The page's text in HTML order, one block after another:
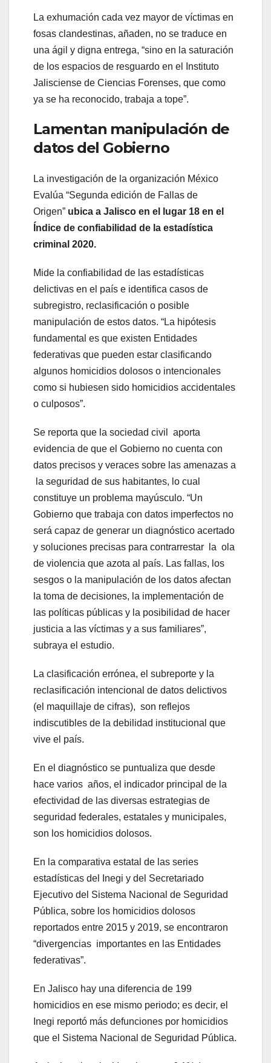
La exhumación cada vez mayor de víctimas en
fosas clandestinas, añaden, no se traduce en
una ágil y digna entrega, “sino en la saturación
de los espacios de resguardo en el Instituto
Jalisciense de Ciencias Forenses, que como
ya se ha reconocido, trabaja a tope”.
Lamentan manipulación de
datos del Gobierno
La investigación de la organización México
Evalúa “Segunda edición de Fallas de
Origen” ubica a Jalisco en el lugar 18 en el
Índice de confiabilidad de la estadística
criminal 2020.
Mide la confiabilidad de las estadísticas
delictivas en el país e identifica casos de
subregistro, reclasificación o posible
manipulación de estos datos. “La hipótesis
fundamental es que existen Entidades
federativas que pueden estar clasificando
algunos homicidios dolosos o intencionales
como si hubiesen sido homicidios accidentales
o culposos”.
Se reporta que la sociedad civil aporta
evidencia de que el Gobierno no cuenta con
datos precisos y veraces sobre las amenazas a
la seguridad de sus habitantes, lo cual
constituye un problema mayúsculo. “Un
Gobierno que trabaja con datos imperfectos no
será capaz de generar un diagnóstico acertado
y soluciones precisas para contrarrestar la ola
de violencia que azota al país. Las fallas, los
sesgos o la manipulación de los datos afectan
la toma de decisiones, la implementación de
las políticas públicas y la posibilidad de hacer
justicia a las víctimas y a sus familiares”,
subraya el estudio.
La clasificación errónea, el subreporte y la
reclasificación intencional de datos delictivos
(el maquillaje de cifras), son reflejos
indiscutibles de la debilidad institucional que
vive el país.
En el diagnóstico se puntualiza que desde
hace varios años, el indicador principal de la
efectividad de las diversas estrategias de
seguridad federales, estatales y municipales,
son los homicidios dolosos.
En la comparativa estatal de las series
estadísticas del Inegi y del Secretariado
Ejecutivo del Sistema Nacional de Seguridad
Pública, sobre los homicidios dolosos
reportados entre 2015 y 2019, se encontraron
“divergencias importantes en las Entidades
federativas”.
En Jalisco hay una diferencia de 199
homicidios en ese mismo periodo; es decir, el
Inegi reportó más defunciones por homicidios
que el Sistema Nacional de Seguridad Pública.